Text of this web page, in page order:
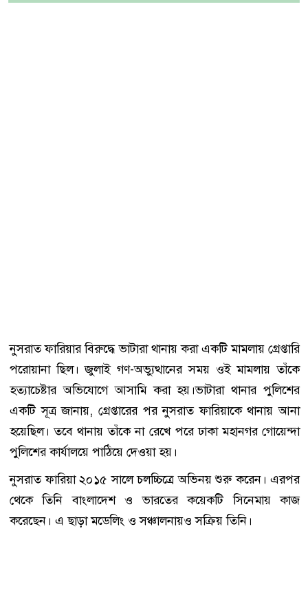
নুসরাত ফারিয়ার বিরুদ্ধে ভাটারা থানায় করা একটি মামলায় গ্রেপ্তারি
পরোয়ানা ছিল। জুলাই গণ-অভ্যুত্থানের সময় ওই মামলায় তাঁকে
হত্যাচেষ্টার অভিযোগে আসামি করা হয়।ভাটারা থানার পুলিশের
একটি সূত্র জানায়, গ্রেপ্তারের পর নুসরাত ফারিয়াকে থানায় আনা
হয়েছিল। তবে থানায় তাঁকে না রেখে পরে ঢাকা মহানগর গোয়েন্দা
পুলিশের কার্যালয়ে পাঠিয়ে দেওয়া হয়।
নুসরাত ফারিয়া ২০১৫ সালে চলচ্চিত্রে অভিনয় শুরু করেন। এরপর
থেকে তিনি বাংলাদেশ ও ভারতের কয়েকটি সিনেমায় কাজ
করেছেন। এ ছাড়া মডেলিং ও সঞ্চালনায়ও সক্রিয় তিনি।